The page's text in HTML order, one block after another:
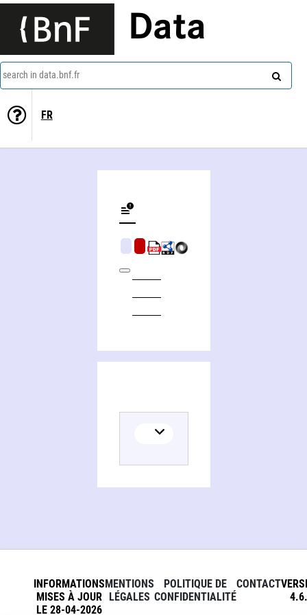
Data
search in data.bnf.fr
FR
INFORMATIONS
MISES À JOUR
LE 28-04-2026
MENTIONS
LÉGALES
POLITIQUE DE
CONFIDENTIALITÉ
CONTACT